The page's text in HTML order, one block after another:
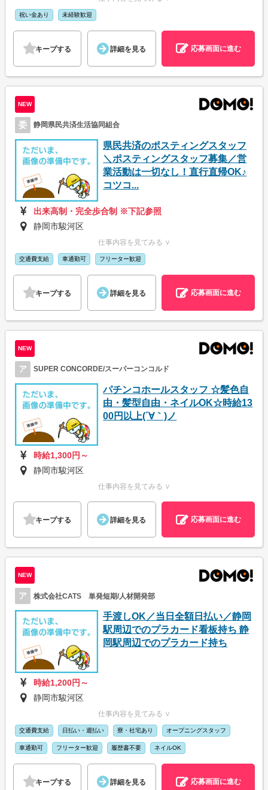
祝い金あり 未経験歓迎
キープする 詳細を見る 応募画面に進む
NEW
委 静岡県民共済生活協同組合
県民共済のポスティングスタッフ
＼ポスティングスタッフ募集／営
業活動は一切なし！直行直帰OK♪
コツコ...
出来高制・完全歩合制 ※下記参照
静岡市駿河区
仕事内容を見てみる ∨
交通費支給 車通勤可 フリーター歓迎
キープする 詳細を見る 応募画面に進む
NEW
ア SUPER CONCORDE/スーパーコンコルド
パチンコホールスタッフ ☆髪色自
由・髪型自由・ネイルOK☆時給13
00円以上(´∀｀)ノ
時給1,300円～
静岡市駿河区
仕事内容を見てみる ∨
キープする 詳細を見る 応募画面に進む
NEW
ア 株式会社CATS 単発短期/人材開発部
手渡しOK／当日全額日払い／静岡
駅周辺でのプラカード看板持ち 静
岡駅周辺でのプラカード持ち
時給1,200円～
静岡市駿河区
仕事内容を見てみる ∨
交通費支給 日払い・週払い 寮・社宅あり オープニングスタッフ
車通勤可 フリーター歓迎 履歴書不要 ネイルOK
キープする 詳細を見る 応募画面に進む